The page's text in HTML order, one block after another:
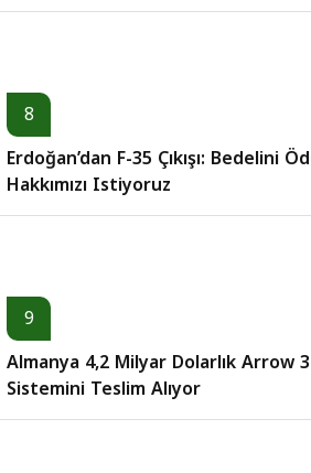
8
Erdoğan’dan F-35 Çıkışı: Bedelini
Hakkımızı Istiyoruz
9
Almanya 4,2 Milyar Dolarlık Arrow 3
Sistemini Teslim Alıyor